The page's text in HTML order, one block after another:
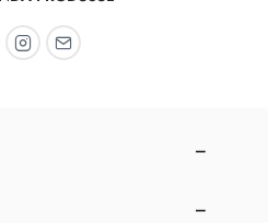
pe Facebook
Recomandă pe Instagram
Recomandă prin email